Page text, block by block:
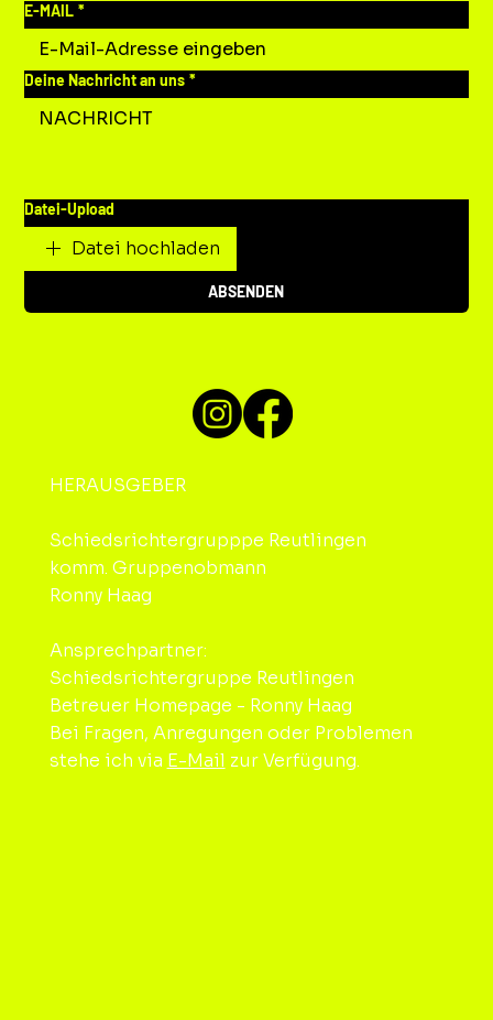
E-MAIL *
Deine Nachricht an uns *
Datei-Upload
Datei hochladen
ABSENDEN
HERAUSGEBER
Schiedsrichtergrupppe Reutlingen
komm. Gruppenobmann
Ronny Haag
Ansprechpartner:
Schiedsrichtergruppe Reutlingen
Betreuer Homepage - Ronny Haag
Bei Fragen, Anregungen oder Problemen
stehe ich via E-Mail zur Verfügung.